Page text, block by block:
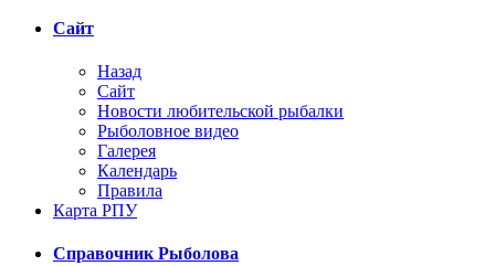
Сайт
Назад
Сайт
Новости любительской рыбалки
Рыболовное видео
Галерея
Календарь
Правила
Карта РПУ
Справочник Рыболова